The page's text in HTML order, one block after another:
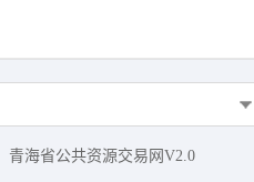
青海省公共资源交易网V2.0